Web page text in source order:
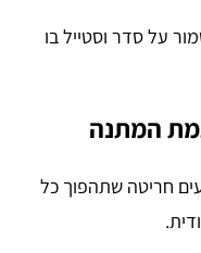
על סדר וסטייל בו
המתנה
חריטה שתהפוך כל